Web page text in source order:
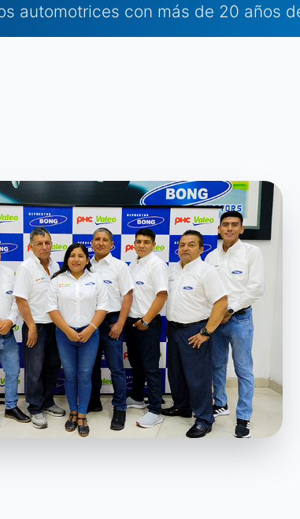
automotrices con más de 20 años